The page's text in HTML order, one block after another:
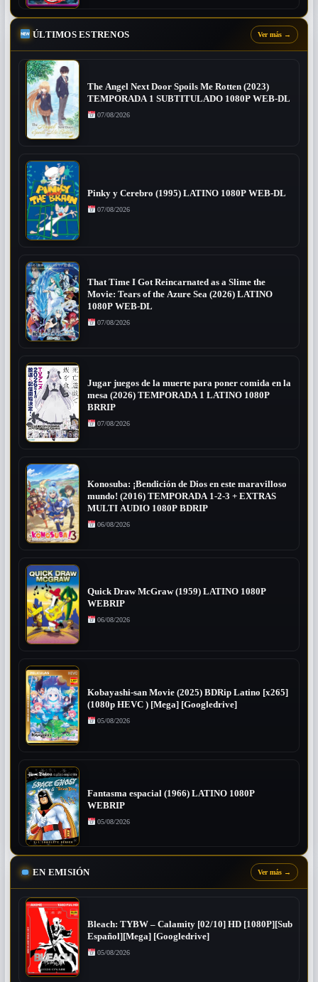
ÚLTIMOS ESTRENOS Ver más →
The Angel Next Door Spoils Me Rotten (2023)
TEMPORADA 1 SUBTITULADO 1080P WEB-DL
07/08/2026
Pinky y Cerebro (1995) LATINO 1080P WEB-DL
07/08/2026
That Time I Got Reincarnated as a Slime the
Movie: Tears of the Azure Sea (2026) LATINO
1080P WEB-DL
07/08/2026
Jugar juegos de la muerte para poner comida en la
mesa (2026) TEMPORADA 1 LATINO 1080P
BRRIP
07/08/2026
Konosuba: ¡Bendición de Dios en este maravilloso
mundo! (2016) TEMPORADA 1-2-3 + EXTRAS
MULTI AUDIO 1080P BDRIP
06/08/2026
Quick Draw McGraw (1959) LATINO 1080P
WEBRIP
06/08/2026
Kobayashi-san Movie (2025) BDRip Latino [x265]
(1080p HEVC ) [Mega] [Googledrive]
05/08/2026
Fantasma espacial (1966) LATINO 1080P
WEBRIP
05/08/2026
EN EMISIÓN Ver más →
Bleach: TYBW – Calamity [02/10] HD [1080P][Sub
Español][Mega] [Googledrive]
05/08/2026